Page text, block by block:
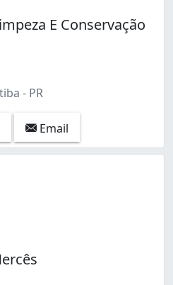
E Conservação
- PR
Email